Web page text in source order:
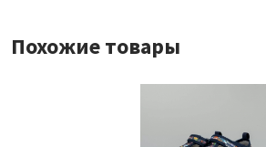
Похожие товары